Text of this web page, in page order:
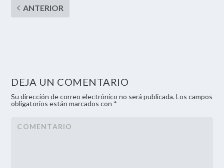
DEJA UN COMENTARIO
Su dirección de correo electrónico no será publicada. Los campos
obligatorios están marcados con *